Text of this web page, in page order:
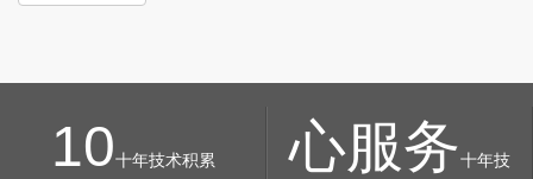
10十年技术积累 心服务十年技